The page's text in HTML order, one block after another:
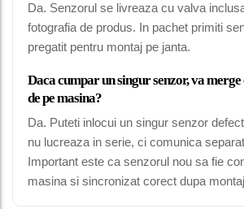
Da. Senzorul se livreaza cu valva
fotografia de produs. In pachet primiti
pregatit pentru montaj pe janta.
Daca cumpar un singur senzor, va
de pe masina?
Da. Puteti inlocui un singur senzor
nu lucreaza in serie, ci comunica
Important este ca senzorul nou sa fie
masina si sincronizat corect dupa